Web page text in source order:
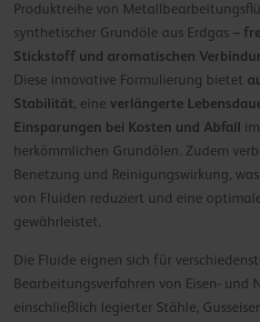
Produktreihe von
synthetischer Grundöle aus Erdgas –
Stickstoff und aromatischen
Diese innovative Formulierung bietet
Stabilität, eine verlängerte
Einsparungen bei Kosten und Abfall
herkömmlichen Grundölen. Zudem
Benetzung und Reinigungswirkung,
von Fluiden reduziert und eine
gewährleistet.
Die Fluide eignen sich für
Bearbeitungsverfahren von Eisen- und
einschließlich legierter Stähle,